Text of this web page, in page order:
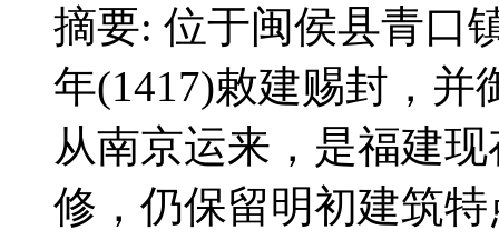
摘要: 位于闽侯县青口
年(1417)敕建赐封，并
从南京运来，是福建
修，仍保留明初建筑